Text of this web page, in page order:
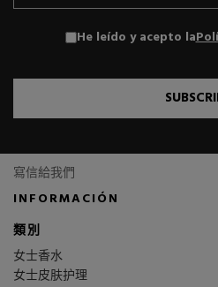
He leído y acepto la
寫信給我們
INFORMACIÓN
類別
女士香水
女士皮肤护理